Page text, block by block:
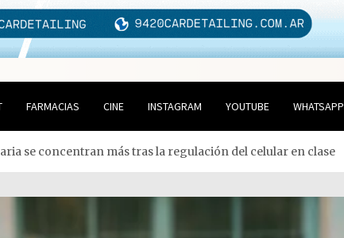
FARMACIAS CINE INSTAGRAM YOUTUBE WHATSAPP
se concentran más tras la regulación del celular en clase